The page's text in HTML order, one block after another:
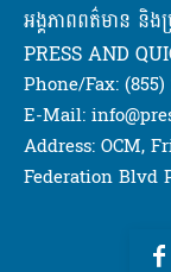
អង្គភាពពត៌មាន និ
PRESS AND
Phone/Fax: (855)
E-Mail:
Address: OCM,
Federation Blvd